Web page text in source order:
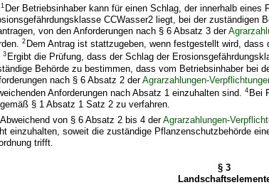
1 Der Betriebsinhaber kann für einen Schlag, der innerhalb eines
CCWasser2 liegt, bei der zuständigen
von den Anforderungen nach § 6 Absatz 3 der
2 Dem Antrag ist stattzugeben, wenn festgestellt wird,
3 Ergibt die Prüfung, dass der Schlag der
Behörde zu bestimmen, dass vom Betriebsinhaber bei
nach § 6 Absatz 2 derAgrarzahlungen-
Anforderungen nach Absatz 1 einzuhalten sind.4 Bei
§ 1 Absatz 1 Satz 2 zu verfahren.
von § 6 Absatz 2 bis 4 derAgrarzahlungen-
einzuhalten, soweit die zuständige Pflanzenschutzbehörde
trifft.
§ 3